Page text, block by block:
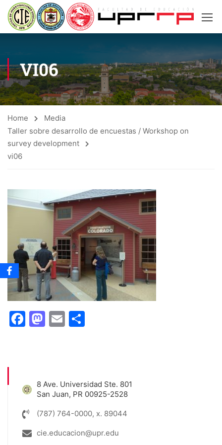
VI06
Home
Media
Taller sobre desarrollo de encuestas / Workshop on
survey development
vi06
Facebook
Mastodon
Email
8 Ave. Universidad Ste. 801
San Juan, PR 00925-2528
(787) 764-0000, x. 89044
cie.educacion@upr.edu